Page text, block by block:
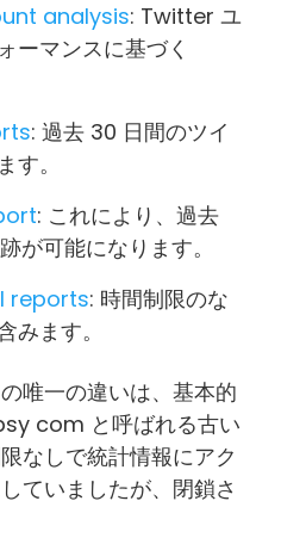
analysis: Twitter ユ
ーマンスに基づく
: 過去 30 日間のツイ
す。
: これにより、過去
が可能になります。
reports: 時間制限のな
みます。
唯一の違いは、基本的
com と呼ばれる古い
なしで統計情報にアク
ていましたが、閉鎖さ